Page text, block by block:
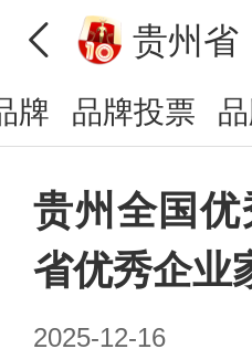
贵州省
牌 品牌投票
贵州全国
省优秀企业
2025-12-16